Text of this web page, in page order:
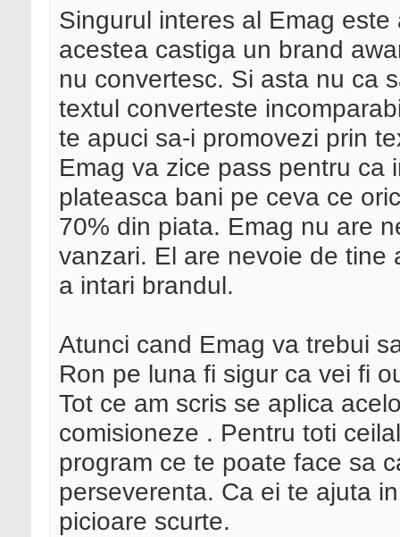
Singurul interes al Emag
acestea castiga un brand
nu convertesc. Si asta nu ca
textul converteste
te apuci sa-i promovezi prin
Emag va zice pass pentru ca
plateasca bani pe ceva ce
70% din piata. Emag nu are
vanzari. El are nevoie de tine
a intari brandul.
Atunci cand Emag va trebui
Ron pe luna fi sigur ca vei fi
Tot ce am scris se aplica
comisioneze . Pentru toti
program ce te poate face sa
perseverenta. Ca ei te ajuta
picioare scurte.